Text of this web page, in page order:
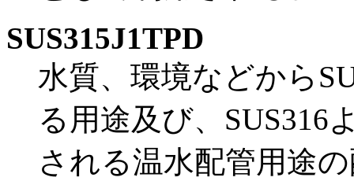
SUS315J1TPD
水質、環境などから
る用途及び、SUS316
される温水配管用途